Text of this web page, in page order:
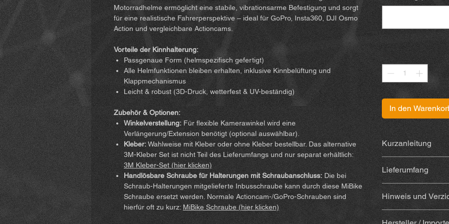
Motorradhelme ermöglicht eine stabile, vibrationsarme Befestigung und sorgt
für eine realistische Fahrerperspektive – ideal für GoPro, Insta360, DJI Osmo
Action und vergleichbare Actioncams.
Vorteile der Kinnhalterung:
Passgenaue Form (helmspezifisch gefertigt)
Alle Helmfunktionen bleiben erhalten, inklusive Kinnbelüftung und
Klappmechanismus
Leicht & robust (3D-Druck, wetterfest & UV-beständig)
Zubehör & Optionen:
Winkelverstellung:Für flexible Kamerawinkel wird eine
Verlängerung/Extension benötigt (optional auswählbar).
Kleber:Wahlweise mit Kleber oder ohne Kleber bestellbar. Das alternative
3M-Kleber Set ist nicht Teil des Lieferumfangs und nur separat erhältlich:
3M Kleber-Set (hier klicken)
Handlösbare Schraube für Halterungen mit Schraubanschluss: Die bei
Schraub-Halterungen mitgelieferte Inbusschraube kann durch diese MiBike
Schraube ersetzt werden. Normale Actioncam-/GoPro-Schrauben sind
hierfür oft zu kurz: MiBike Schraube (hier klicken)
Anzahl
In den
Kurzanleitung
Die Anleitung findet
Lieferumfang
3D-gedruckte
und UV-
Mit Kleber
(Kleber, Alkohol-
Hinweis und
Durch den Kauf